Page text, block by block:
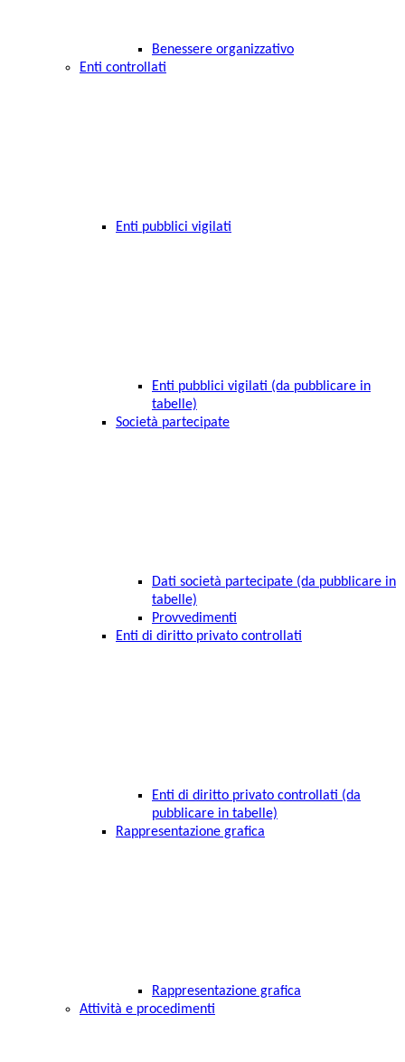
Benessere organizzativo
Enti controllati
Enti pubblici vigilati
Enti pubblici vigilati (da pubblicare in
tabelle)
Società partecipate
Dati società partecipate (da pubblicare in
tabelle)
Provvedimenti
Enti di diritto privato controllati
Enti di diritto privato controllati (da
pubblicare in tabelle)
Rappresentazione grafica
Rappresentazione grafica
Attività e procedimenti